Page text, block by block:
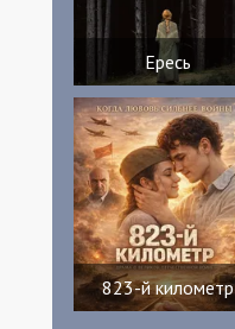
Ересь
823-й километр